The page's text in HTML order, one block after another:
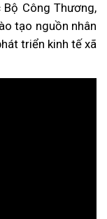
Công Thương,
tạo nguồn nhân
triển kinh tế xã